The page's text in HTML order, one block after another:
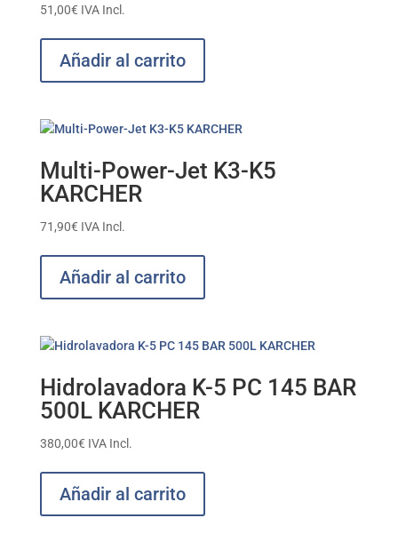
51,00€ IVA Incl.
Añadir al carrito
Multi-Power-Jet K3-K5
KARCHER
71,90€ IVA Incl.
Añadir al carrito
Hidrolavadora K-5 PC 145 BAR
500L KARCHER
380,00€ IVA Incl.
Añadir al carrito